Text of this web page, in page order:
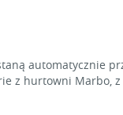
automatycznie
z hurtowni Marbo,